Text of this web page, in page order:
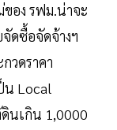
อง รฟม.น่าจะ
ดซื้อจัดจ้างฯ
วดราคา
น Local
นเกิน 1,0000